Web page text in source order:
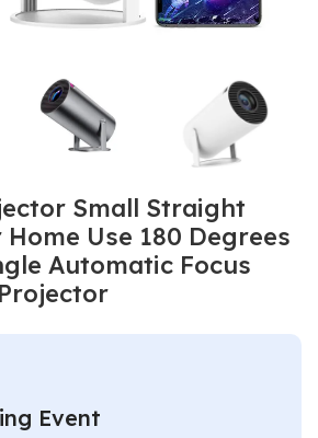
Small Straight
Use 180 Degrees
Automatic Focus
Event